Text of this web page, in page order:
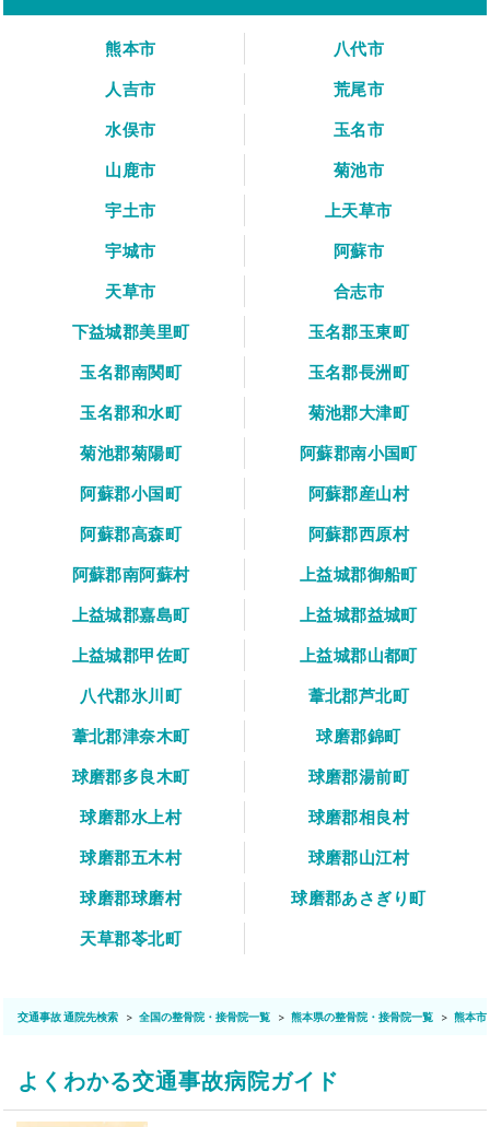
熊本市
八代市
人吉市
荒尾市
水俣市
玉名市
山鹿市
菊池市
宇土市
上天草市
宇城市
阿蘇市
天草市
合志市
下益城郡美里町
玉名郡玉東町
玉名郡南関町
玉名郡長洲町
玉名郡和水町
菊池郡大津町
菊池郡菊陽町
阿蘇郡南小国町
阿蘇郡小国町
阿蘇郡産山村
阿蘇郡高森町
阿蘇郡西原村
阿蘇郡南阿蘇村
上益城郡御船町
上益城郡嘉島町
上益城郡益城町
上益城郡甲佐町
上益城郡山都町
八代郡氷川町
葦北郡芦北町
葦北郡津奈木町
球磨郡錦町
球磨郡多良木町
球磨郡湯前町
球磨郡水上村
球磨郡相良村
球磨郡五木村
球磨郡山江村
球磨郡球磨村
球磨郡あさぎり町
天草郡苓北町
交通事故 通院先検索 全国の整骨院・接骨院一覧 熊本県の整骨院・接骨院一覧 熊本市
よくわかる交通事故病院ガイド